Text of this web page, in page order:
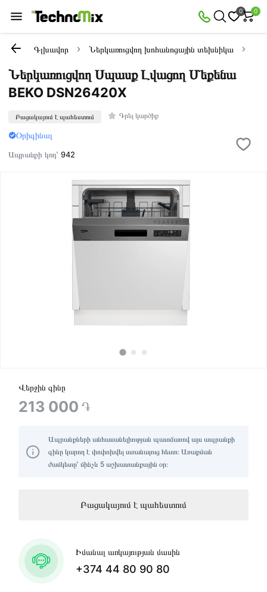
0 0
Գլխավոր Ներկառուցվող խոհանոցային տեխնիկա
Ներկառուցվող Սպասք Լվացող Մեքենա
BEKO DSN26420X
Բացակայում է պահեստում Գրել կարծիք
Օրիգինալ
Ապրանքի կոդ՝942
Վերջին գինը
213 000 ֏
Ապրանքների անհասանելիության պատճառով այս ապրանքի
գինը կարող է փոփոխվել ստանալուց հետո։ Առաքման
ժամկետը՝ մինչև 5 աշխատանքային օր։
Բացակայում է պահեստում
Իմանալ առկայության մասին
+374 44 80 90 80